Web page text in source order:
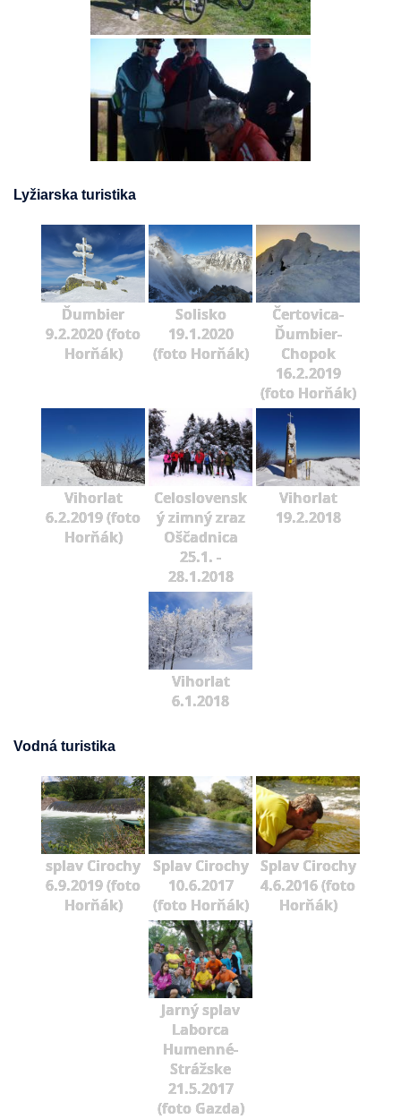
Lyžiarska turistika
Ďumbier
9.2.2020 (foto
Horňák)
Solisko
19.1.2020
(foto Horňák)
Čertovica-
Ďumbier-
Chopok
16.2.2019
(foto Horňák)
Vihorlat
6.2.2019 (foto
Horňák)
Celoslovensk
ý zimný zraz
Oščadnica
25.1. -
28.1.2018
Vihorlat
19.2.2018
Vihorlat
6.1.2018
Vodná turistika
splav Cirochy
6.9.2019 (foto
Horňák)
Splav Cirochy
10.6.2017
(foto Horňák)
Splav Cirochy
4.6.2016 (foto
Horňák)
Jarný splav
Laborca
Humenné-
Strážske
21.5.2017
(foto Gazda)